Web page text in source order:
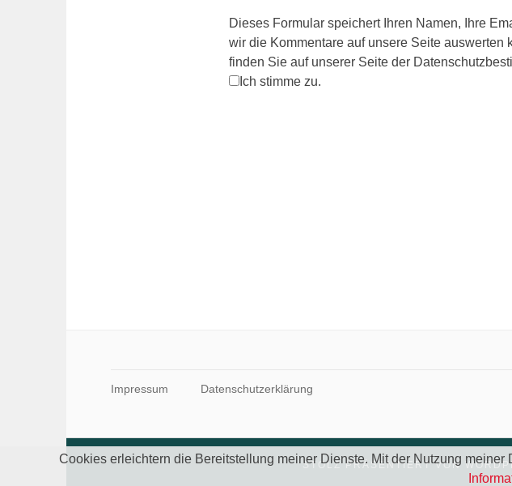
Dieses Formular speichert Ihren Namen, Ihre
wir die Kommentare auf unsere Seite auswerten
finden Sie auf unserer Seite der
Ich stimme zu.
Impressum Datenschutzerklärung
STOLZ PRÄSENTIERT VON
Cookies erleichtern die Bereitstellung meiner Dienste. Mit der Nutzung